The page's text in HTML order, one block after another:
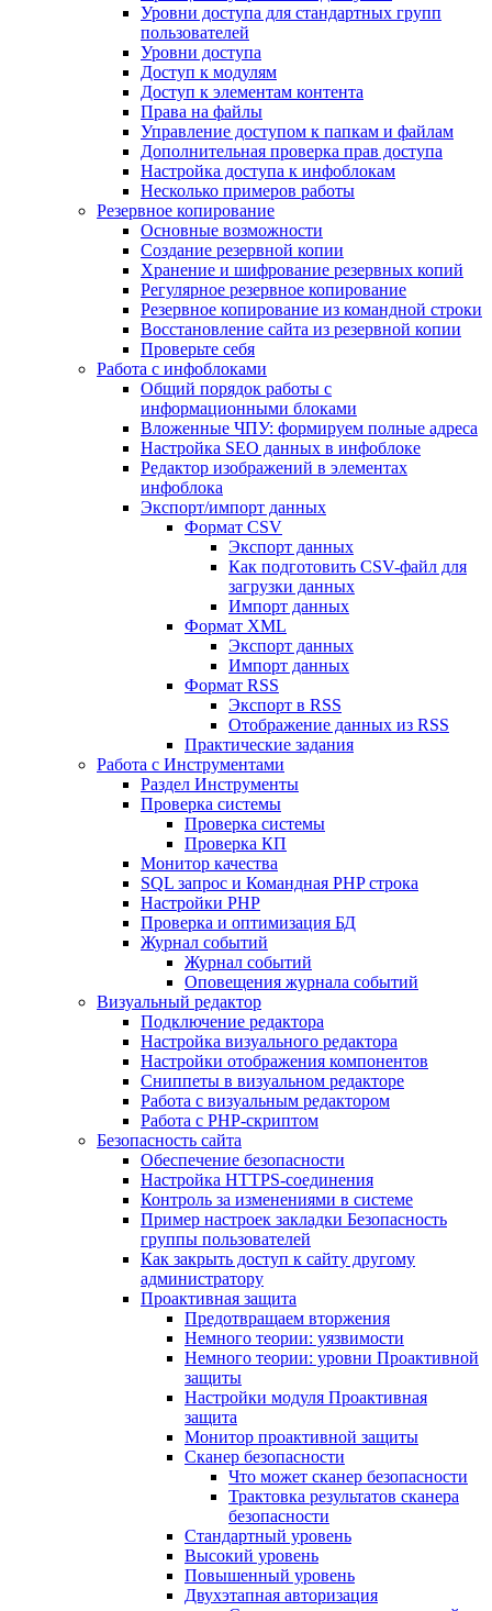
Уровни доступа для стандартных групп
пользователей
Уровни доступа
Доступ к модулям
Доступ к элементам контента
Права на файлы
Управление доступом к папкам и файлам
Дополнительная проверка прав доступа
Настройка доступа к инфоблокам
Несколько примеров работы
Резервное копирование
Основные возможности
Создание резервной копии
Хранение и шифрование резервных копий
Регулярное резервное копирование
Резервное копирование из командной строки
Восстановление сайта из резервной копии
Проверьте себя
Работа с инфоблоками
Общий порядок работы с
информационными блоками
Вложенные ЧПУ: формируем полные адреса
Настройка SEO данных в инфоблоке
Редактор изображений в элементах
инфоблока
Экспорт/импорт данных
Формат CSV
Экспорт данных
Как подготовить CSV-файл для
загрузки данных
Импорт данных
Формат XML
Экспорт данных
Импорт данных
Формат RSS
Экспорт в RSS
Отображение данных из RSS
Практические задания
Работа с Инструментами
Раздел Инструменты
Проверка системы
Проверка системы
Проверка КП
Монитор качества
SQL запрос и Командная PHP строка
Настройки PHP
Проверка и оптимизация БД
Журнал событий
Журнал событий
Оповещения журнала событий
Визуальный редактор
Подключение редактора
Настройка визуального редактора
Настройки отображения компонентов
Сниппеты в визуальном редакторе
Работа с визуальным редактором
Работа с PHP-скриптом
Безопасность сайта
Обеспечение безопасности
Настройка HTTPS-соединения
Контроль за изменениями в системе
Пример настроек закладки Безопасность
группы пользователей
Как закрыть доступ к сайту другому
администратору
Проактивная защита
Предотвращаем вторжения
Немного теории: уязвимости
Немного теории: уровни Проактивной
защиты
Настройки модуля Проактивная
защита
Монитор проактивной защиты
Сканер безопасности
Что может сканер безопасности
Трактовка результатов сканера
безопасности
Стандартный уровень
Высокий уровень
Повышенный уровень
Двухэтапная авторизация